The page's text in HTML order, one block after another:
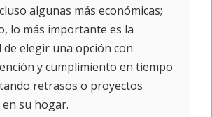
algunas más económicas;
lo más importante es la
elegir una opción con
y cumplimiento en tiempo
retrasos o proyectos
su hogar.